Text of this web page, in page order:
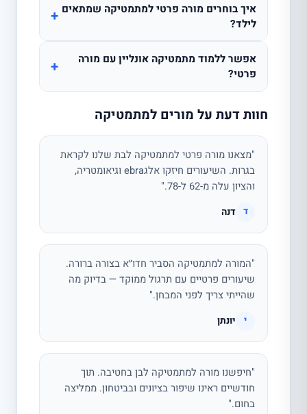
איך בוחרים מורה פרטי למתמטיקה שמתאים
לילד?
+
אפשר ללמוד מתמטיקה אונליין עם מורה
פרטי?
+
חוות דעת על מורים למתמטיקה
"מצאנו מורה פרטי למתמטיקה לבת שלנו לקראת
בגרות. השיעורים חיזקו אלגebra וגיאומטריה,
והציון עלה מ-62 ל-78."
ד דנה
"המורה למתמטיקה הסביר חדו״א בצורה ברורה.
שיעורים פרטיים עם תרגול ממוקד — בדיוק מה
שהייתי צריך לפני המבחן."
י יונתן
"חיפשנו מורה למתמטיקה לבן בחטיבה. תוך
חודשיים ראינו שיפור בציונים ובביטחון. ממליצה
בחום."